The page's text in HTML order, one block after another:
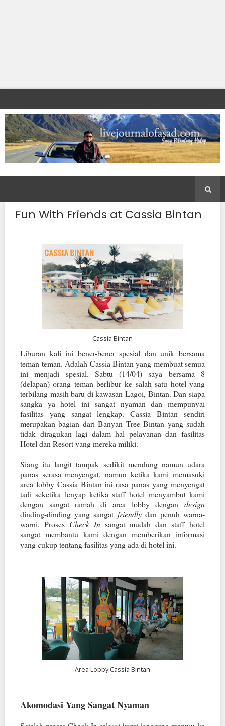
Fun With Friends at Cassia Bintan
Cassia Bintan
Liburan kali ini bener-bener spesial dan unik bersama
teman-teman. Adalah Cassia Bintan yang membuat semua
ini menjadi spesial. Sabtu (14/04) saya bersama 8
(delapan) orang teman berlibur ke salah satu hotel yang
terbilang masih baru di kawasan Lagoi, Bintan. Dan siapa
sangka ya hotel ini sangat nyaman dan mempunyai
fasilitas yang sangat lengkap. Cassia Bintan sendiri
merupakan bagian dari Banyan Tree Bintan yang sudah
tidak diragukan lagi dalam hal pelayanan dan fasilitas
Hotel dan Resort yang mereka miliki.
Siang itu langit tampak sedikit mendung namun udara
panas serasa menyengat, namun ketika kami memasuki
area lobby Cassia Bintan ini rasa panas yang menyengat
tadi seketika lenyap ketika staff hotel menyambut kami
dengan sangat ramah di area lobby dengandesign
dinding-dinding yang sangat friendlydan penuh warna-
warni. Proses Check Insangat mudah dan staff hotel
sangat membantu kami dengan memberikan informasi
yang cukup tentang fasilitas yang ada di hotel ini.
Area Lobby Cassia Bintan
Akomodasi Yang Sangat Nyaman